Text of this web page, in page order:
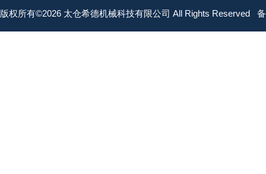
版权所有©2026 太仓希德机械科技有限公司 All Rights Reserved